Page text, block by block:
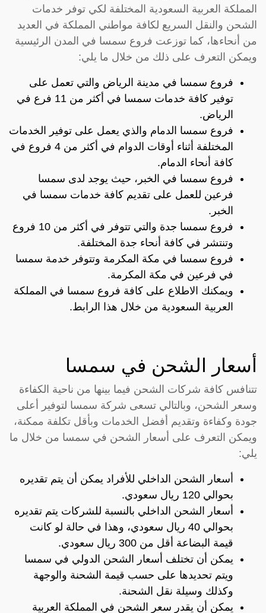
المملكة العربية السعودية المختلفة لكي توفر خدمات
الشحن والنقل السريع لكافة مواطني المملكة في العديد
من أنحاءها، كما توزعت فروع سمسا في المدن الرئيسية
ويمكن التعرف على ذلك من خلال ما يلي:
فروع سمسا في مدينة الرياض والتي تعمل على
توفير كافة خدمات سمسا في أكثر من 11 فرع في
الرياض.
فروع سمسا الدمام والذي يعمل على توفير الخدمات
المختلفة أثناء أوقات الدوام في أكثر من 4 فروع في
كافة أنحاء الدمام.
فروع سمسا في الخبر، حيث يوجد لدى سمسا
فرعين للعمل على تقديم كافة خدمات سمسا في
الخبر.
فروع سمسا جدة والتي تتوفر في أكثر من 10 فروع
وتنتشر في كافة أنحاء جدة المختلفة.
فروع سمسا في مكة المكرمة وتتوفر خدمة سمسا
في فرعين في مكة المكرمة.
ويمكنك الاطلاع على كافة فروع سمسا في المملكة
العربية السعودية من خلال هذا الرابط.
أسعار الشحن في سمسا
تتنافس كافة شركات الشحن فيما بينها من ناحية الكفاءة
وسعر الشحن، وبالتالي تسعى شركة سمسا لتوفير أعلى
جودة وكفاءة وتقديم أفضل الخدمات وبأقل تكلفة ممكنة،
ويمكن التعرف على أسعار الشحن في سمسا من خلال ما
يلي:
أسعار الشحن الداخلي للأفراد يمكن أن يتم تقديره
بحوالي 120 ريال سعودي.
أسعار الشحن الداخلي بالنسبة للشركات يتم تقديره
بحوالي 40 ريال سعودي، وهذا في حالة لو كانت
قيمة البضاعة أقل من 300 ريال سعودي.
يمكن أن تختلف أسعار الشحن الدولي في سمسا
ويتم تحديدها على حسب قيمة الشحنة والوجهة
وكذلك وسيلة نقل الشحنة.
يمكن أن يقدر سعر الشحن في المملكة العربية